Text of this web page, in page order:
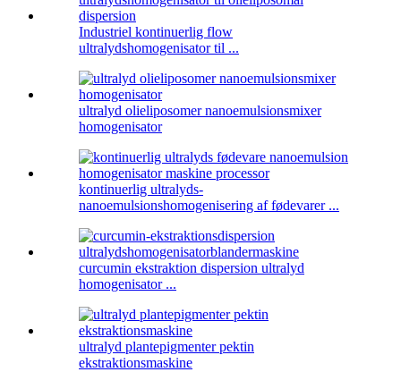
Industriel kontinuerlig flow
ultralydshomogenisator til ...
ultralyd olieliposomer nanoemulsionsmixer
homogenisator
kontinuerlig ultralyds-
nanoemulsionshomogenisering af fødevarer ...
curcumin ekstraktion dispersion ultralyd
homogenisator ...
ultralyd plantepigmenter pektin
ekstraktionsmaskine